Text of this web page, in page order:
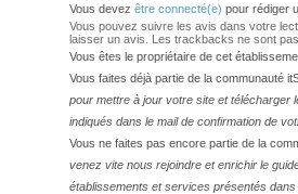
Vous devez être connecté(e) pour rédiger
Vous pouvez suivre les avis dans votre
laisser un avis. Les trackbacks ne sont
Vous êtes le propriétaire de cet
Vous faites déjà partie de la communauté
pour mettre à jour votre site et télécharger
indiqués dans le mail de confirmation de
Vous ne faites pas encore partie de la
venez vite nous rejoindre et enrichir le
établissements et services présentés dans